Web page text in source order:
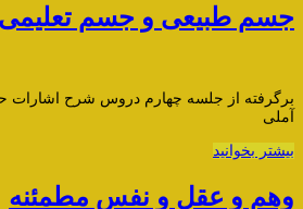
جسم طبیعی و جسم تعلیمی
برگرفته از جلسه چهارم دروس شرح اشارات
آملی
بیشتر بخوانید
وهم و عقل و نفس مطمئنه